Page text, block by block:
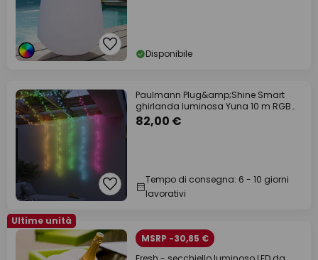
Disponibile
Paulmann Plug&amp;Shine Smart
ghirlanda luminosa Yuna 10 m RGB
nera
82,00 €
Tempo di consegna: 6 - 10 giorni
lavorativi
Ultime unità
MSRP -30,85 €